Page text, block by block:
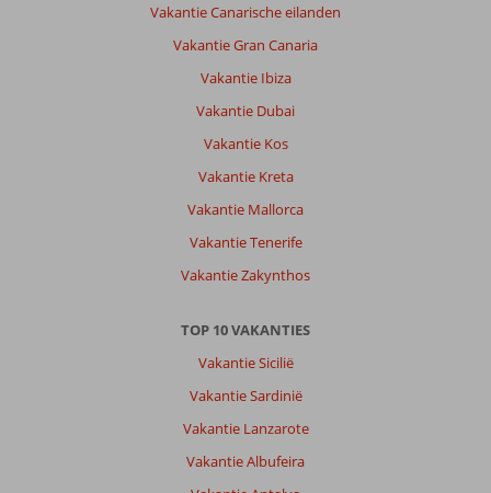
Vakantie Canarische eilanden
Vakantie Gran Canaria
Vakantie Ibiza
Vakantie Dubai
Vakantie Kos
Vakantie Kreta
Vakantie Mallorca
Vakantie Tenerife
Vakantie Zakynthos
TOP 10 VAKANTIES
Vakantie Sicilië
Vakantie Sardinië
Vakantie Lanzarote
Vakantie Albufeira